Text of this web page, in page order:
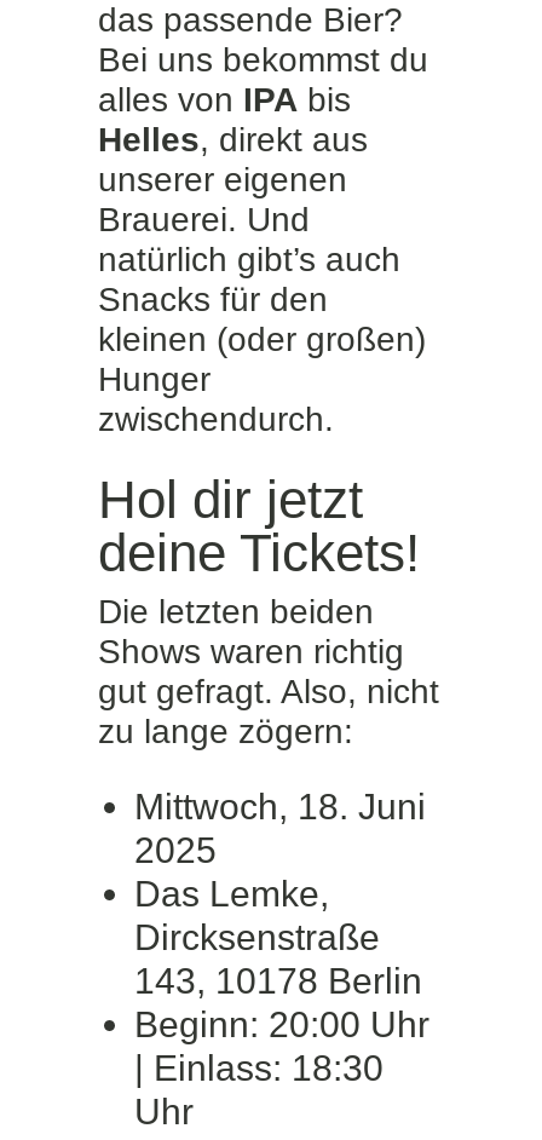
das passende Bier?
Bei uns bekommst du
alles von IPA bis
Helles, direkt aus
unserer eigenen
Brauerei. Und
natürlich gibt’s auch
Snacks für den
kleinen (oder großen)
Hunger
zwischendurch.
Hol dir jetzt
deine Tickets!
Die letzten beiden
Shows waren richtig
gut gefragt. Also, nicht
zu lange zögern:
Mittwoch, 18. Juni
2025
Das Lemke,
Dircksenstraße
143, 10178 Berlin
Beginn: 20:00 Uhr
| Einlass: 18:30
Uhr